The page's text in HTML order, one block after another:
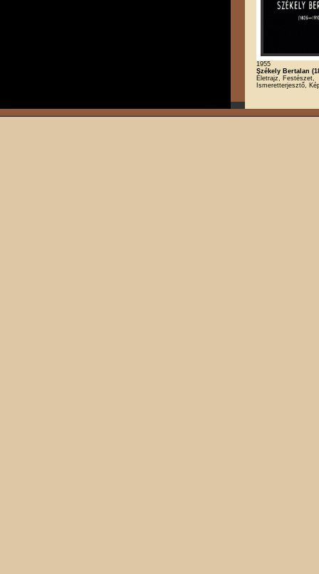
1955
Székely Bertalan
Életrajz, Festészet,
Ismeretterjesztő,